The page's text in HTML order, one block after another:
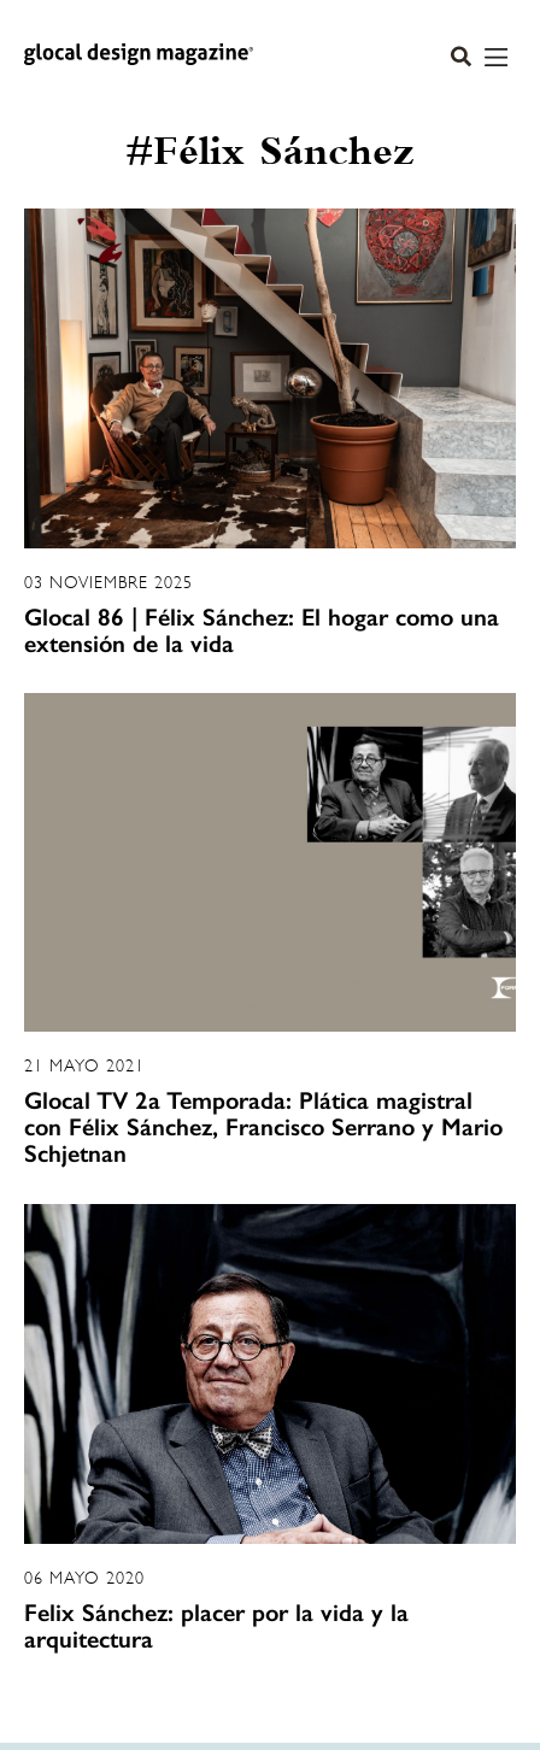
#Félix Sánchez
03 NOVIEMBRE 2025
Glocal 86 | Félix Sánchez: El hogar como una
extensión de la vida
21 MAYO 2021
Glocal TV 2a Temporada: Plática magistral
con Félix Sánchez, Francisco Serrano y Mario
Schjetnan
06 MAYO 2020
Felix Sánchez: placer por la vida y la
arquitectura